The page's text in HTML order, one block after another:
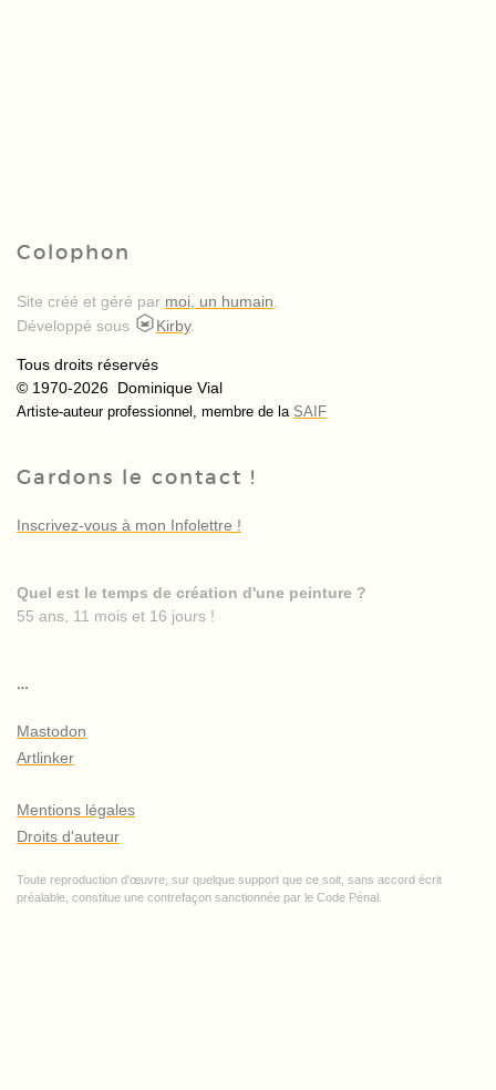
Colophon
Site créé et géré par moi, un humain
Développé sous
Kirby.
Tous droits réservés
© 1970-2026 Dominique Vial
Artiste-auteur professionnel, membre de la SAIF
Gardons le contact !
Inscrivez-vous à mon Infolettre !
Quel est le temps de création d'une peinture ?
55 ans, 11 mois et 16 jours !
…
Mastodon
Artlinker
Mentions légales
Droits d'auteur
Toute reproduction d'œuvre, sur quelque support que ce soit, sans accord écrit
préalable, constitue une contrefaçon sanctionnée par le Code Pénal.